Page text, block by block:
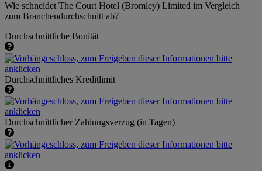
Wie schneidet The Court Hotel (Bromley) Limited im Vergleich
zum Branchendurchschnitt ab?
Durchschnittliche Bonität
Durchschnittliches Kreditlimit
Durchschnittlicher Zahlungsverzug (in Tagen)